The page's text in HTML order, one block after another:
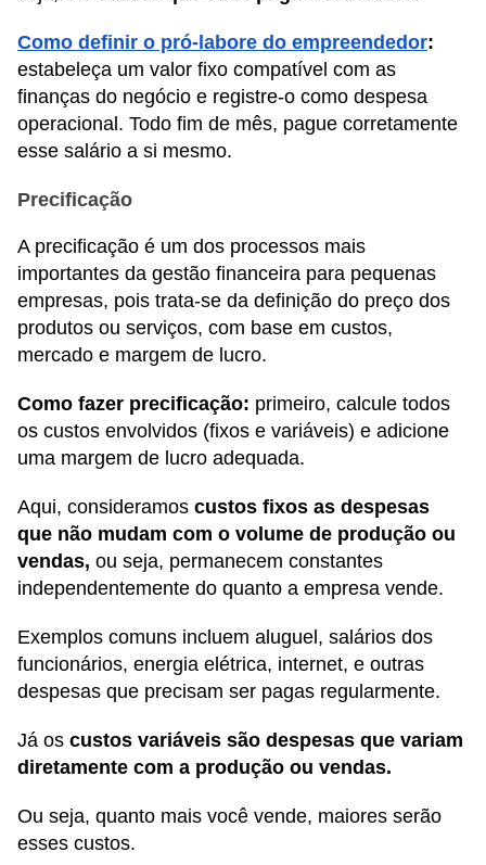
Como definir o pró-labore do empreendedor:
estabeleça um valor fixo compatível com as
finanças do negócio e registre-o como despesa
operacional. Todo fim de mês, pague corretamente
esse salário a si mesmo.
Precificação
A precificação é um dos processos mais
importantes da gestão financeira para pequenas
empresas, pois trata-se da definição do preço dos
produtos ou serviços, com base em custos,
mercado e margem de lucro.
Como fazer precificação: primeiro, calcule todos
os custos envolvidos (fixos e variáveis) e adicione
uma margem de lucro adequada.
Aqui, consideramos custos fixos as despesas
que não mudam com o volume de produção ou
vendas, ou seja, permanecem constantes
independentemente do quanto a empresa vende.
Exemplos comuns incluem aluguel, salários dos
funcionários, energia elétrica, internet, e outras
despesas que precisam ser pagas regularmente.
Já os custos variáveis são despesas que variam
diretamente com a produção ou vendas.
Ou seja, quanto mais você vende, maiores serão
esses custos.